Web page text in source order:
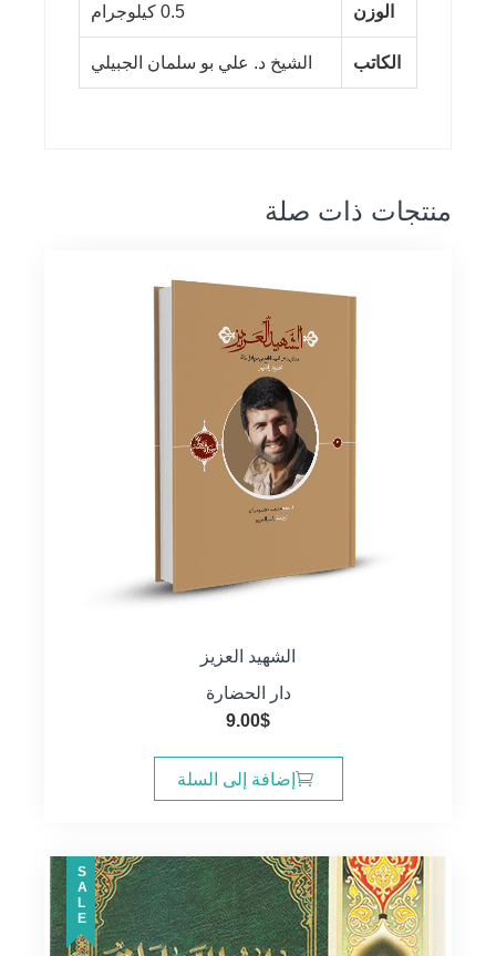
الوزن 0.5 كيلوجرام
الكاتب الشيخ د. علي بو سلمان الجبيلي
منتجات ذات صلة
الشهيد العزيز
دار الحضارة
9.00$
إضافة إلى السلة
SALE